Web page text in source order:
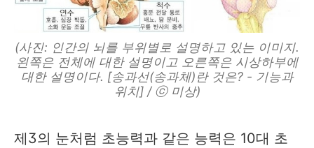
(사진: 인간의 뇌를 부위별로 설명하고 있는 이미지.
왼쪽은 전체에 대한 설명이고 오른쪽은 시상하부에
대한 설명이다. [송과선(송과체)란 것은? - 기능과
위치] / ⓒ 미상)
제3의 눈처럼 초능력과 같은 능력은 10대 초